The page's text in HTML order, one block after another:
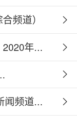
频道）
年...
闻频道...